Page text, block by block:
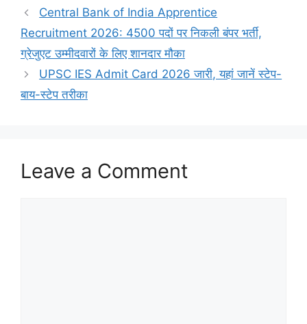
Central Bank of India Apprentice
Recruitment 2026: 4500 पदों पर निकली बंपर भर्ती,
ग्रेजुएट उम्मीदवारों के लिए शानदार मौका
UPSC IES Admit Card 2026 जारी, यहां जानें स्टेप-
बाय-स्टेप तरीका
Leave a Comment